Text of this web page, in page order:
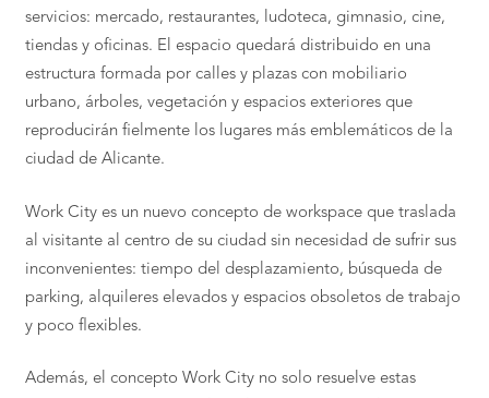
servicios: mercado, restaurantes, ludoteca, gimnasio, cine,
tiendas y oficinas. El espacio quedará distribuido en una
estructura formada por calles y plazas con mobiliario
urbano, árboles, vegetación y espacios exteriores que
reproducirán fielmente los lugares más emblemáticos de la
ciudad de Alicante.
Work City es un nuevo concepto de workspace que traslada
al visitante al centro de su ciudad sin necesidad de sufrir sus
inconvenientes: tiempo del desplazamiento, búsqueda de
parking, alquileres elevados y espacios obsoletos de trabajo
y poco flexibles.
Además, el concepto Work City no solo resuelve estas